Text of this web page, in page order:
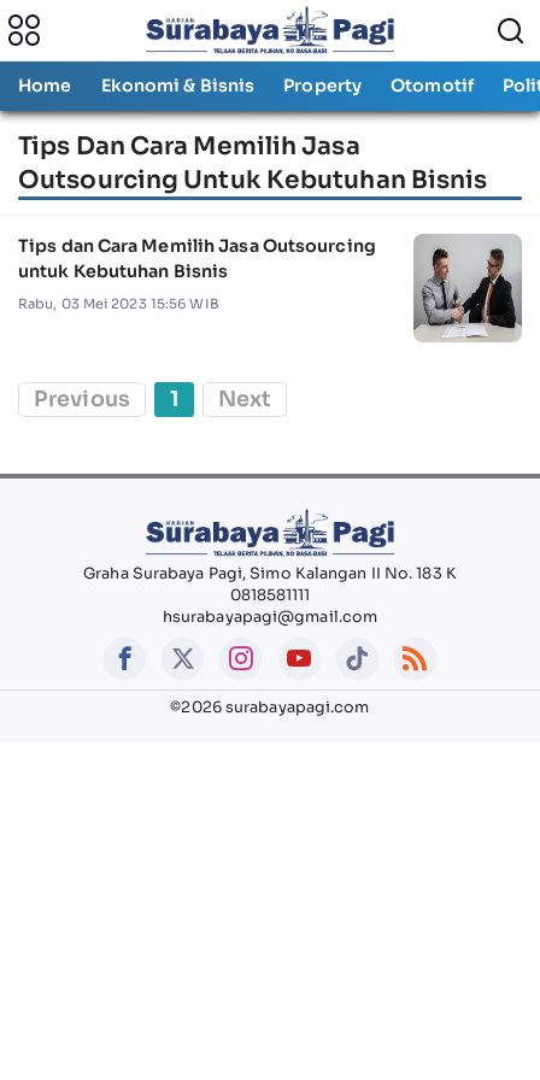
Home Ekonomi & Bisnis Property Otomotif
Tips Dan Cara Memilih Jasa
Outsourcing Untuk Kebutuhan Bisnis
Tips dan Cara Memilih Jasa Outsourcing
untuk Kebutuhan Bisnis
Rabu, 03 Mei 2023 15:56 WIB
Previous 1 Next
Graha Surabaya Pagi, Simo Kalangan II No. 183 K
0818581111
hsurabayapagi@gmail.com
©2026 surabayapagi.com